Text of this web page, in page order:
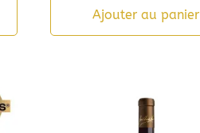
Ajouter au panier